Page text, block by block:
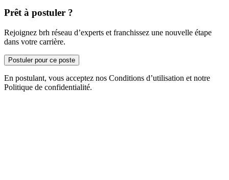
Prêt à postuler ?
Rejoignez brh réseau d’experts et franchissez une nouvelle étape
dans votre carrière.
Postuler pour ce poste
En postulant, vous acceptez nos Conditions d’utilisation et notre
Politique de confidentialité.